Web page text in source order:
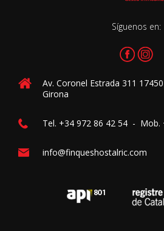
Av. Coronel Estrada 311 17450
Girona
Tel. +34 972 86 42 54 - Mob.
info@finqueshostalric.com
Síguenos en: